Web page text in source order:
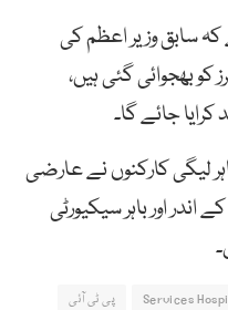
کہ سابق وزیر اعظم کی
بھجوائی گئی ہیں،
لیگی کارکنوں نے عارضی
اور باہر سیکیورٹی
Services
پی ٹی آئی